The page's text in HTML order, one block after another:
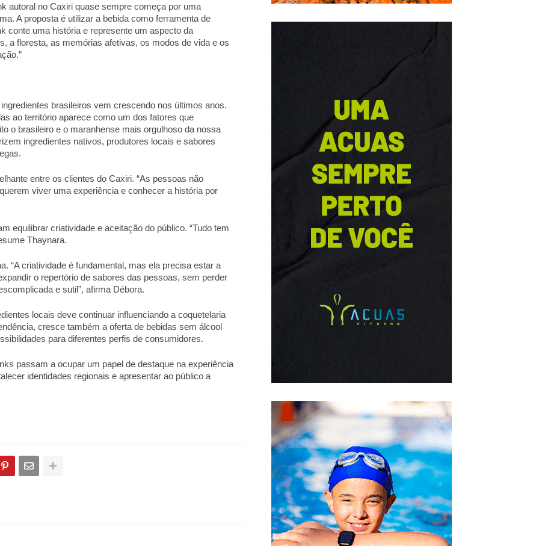
autoral no Caxiri quase sempre começa por uma
A proposta é utilizar a bebida como ferramenta de
conte uma história e represente um aspecto da
a floresta, as memórias afetivas, os modos de vida e os
brasileiros vem crescendo nos últimos anos.
ao território aparece como um dos fatores que
o brasileiro e o maranhense mais orgulhoso da nossa
ingredientes nativos, produtores locais e sabores
entre os clientes do Caxiri. “As pessoas não
viver uma experiência e conhecer a história por
equilibrar criatividade e aceitação do público. “Tudo tem
Thaynara.
“A criatividade é fundamental, mas ela precisa estar a
o repertório de sabores das pessoas, sem perder
e sutil”, afirma Débora.
locais deve continuar influenciando a coquetelaria
cresce também a oferta de bebidas sem álcool
para diferentes perfis de consumidores.
passam a ocupar um papel de destaque na experiência
identidades regionais e apresentar ao público a